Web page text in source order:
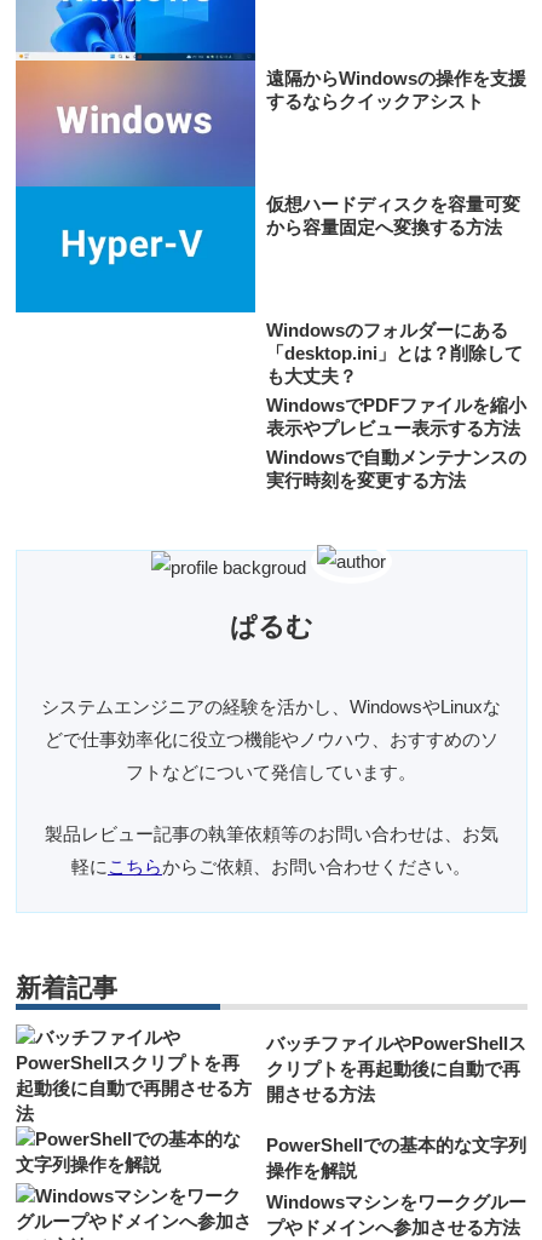
遠隔からWindowsの操作を支援
するならクイックアシスト
仮想ハードディスクを容量可変
から容量固定へ変換する方法
Windowsのフォルダーにある
「desktop.ini」とは？削除して
も大丈夫？
WindowsでPDFファイルを縮小
表示やプレビュー表示する方法
Windowsで自動メンテナンスの
実行時刻を変更する方法
ぱるむ
システムエンジニアの経験を活かし、WindowsやLinuxな
どで仕事効率化に役立つ機能やノウハウ、おすすめのソ
フトなどについて発信しています。
製品レビュー記事の執筆依頼等のお問い合わせは、お気
軽に こちらからご依頼、お問い合わせください。
新着記事
バッチファイルやPowerShellス
クリプトを再起動後に自動で再
開させる方法
PowerShellでの基本的な文字列
操作を解説
Windowsマシンをワークグルー
プやドメインへ参加させる方法